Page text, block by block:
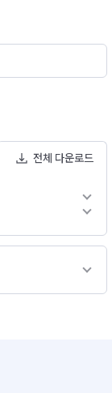
높을 것이라 기
오를 구성할 계
게 Bottom-up
채로 운용할 계
전체 다운로드